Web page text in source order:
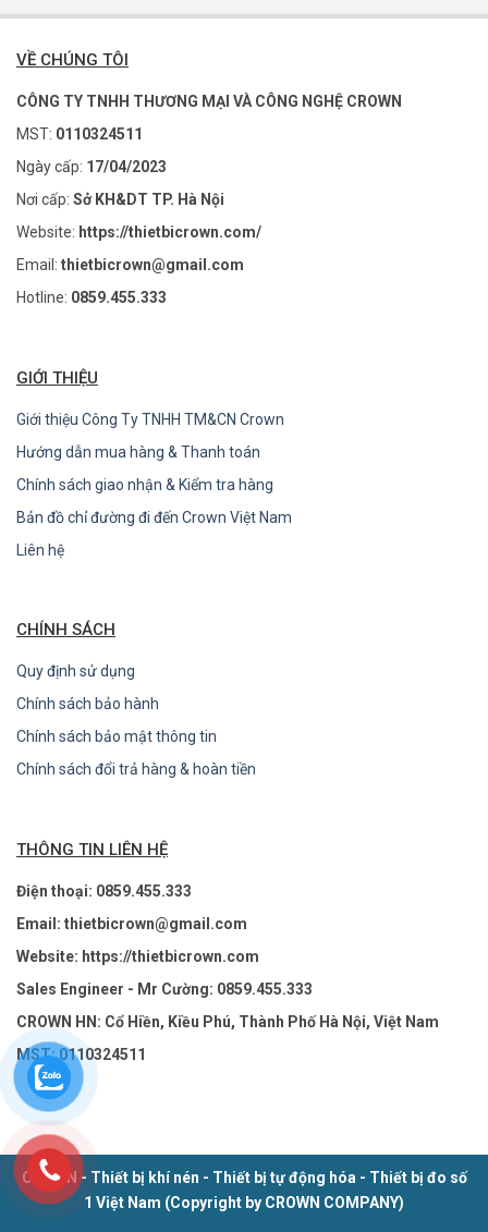
VỀ CHÚNG TÔI
CÔNG TY TNHH THƯƠNG MẠI VÀ CÔNG NGHỆ CROWN
MST: 0110324511
Ngày cấp: 17/04/2023
Nơi cấp: Sở KH&DT TP. Hà Nội
Website: https://thietbicrown.com/
Email: thietbicrown@gmail.com
Hotline: 0859.455.333
GIỚI THIỆU
Giới thiệu Công Ty TNHH TM&CN Crown
Hướng dẫn mua hàng & Thanh toán
Chính sách giao nhận & Kiểm tra hàng
Bản đồ chỉ đường đi đến Crown Việt Nam
Liên hệ
CHÍNH SÁCH
Quy định sử dụng
Chính sách bảo hành
Chính sách bảo mật thông tin
Chính sách đổi trả hàng & hoàn tiền
THÔNG TIN LIÊN HỆ
Điện thoại: 0859.455.333
Email: thietbicrown@gmail.com
Website: https://thietbicrown.com
Sales Engineer - Mr Cường: 0859.455.333
CROWN HN: Cổ Hiền, Kiều Phú, Thành Phố Hà Nội, Việt Nam
MST: 0110324511
CROWN - Thiết bị khí nén - Thiết bị tự động hóa - Thiết bị đo số
1 Việt Nam (Copyright by CROWN COMPANY)